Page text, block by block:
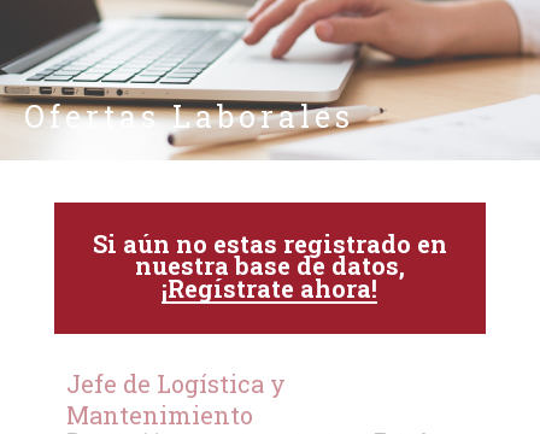
Ofertas Laborales
Si aún no estas registrado en
nuestra base de datos,
¡Regístrate ahora!
Jefe de Logística y
Mantenimiento